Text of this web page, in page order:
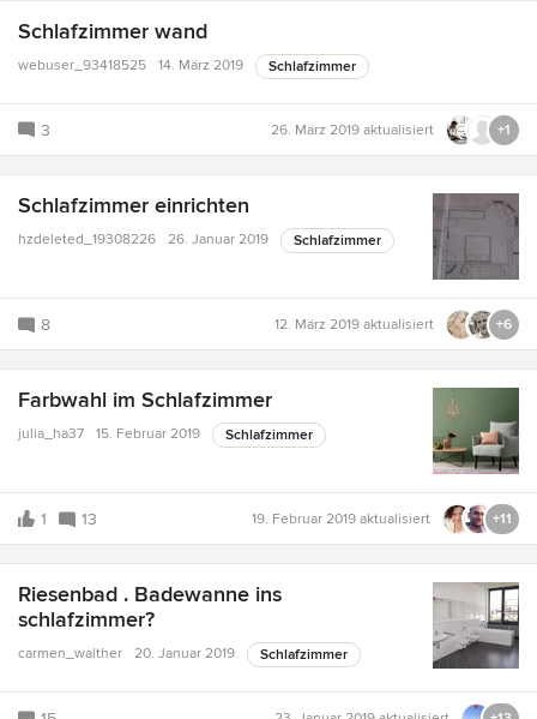
Schlafzimmer wand
webuser_93418525 14. März 2019 Schlafzimmer
3 26. März 2019 aktualisiert +1
Schlafzimmer einrichten
hzdeleted_19308226 26. Januar 2019 Schlafzimmer
8 12. März 2019 aktualisiert +6
Farbwahl im Schlafzimmer
julia_ha37 15. Februar 2019 Schlafzimmer
1 13 19. Februar 2019 aktualisiert +11
Riesenbad . Badewanne ins
schlafzimmer?
carmen_walther 20. Januar 2019 Schlafzimmer